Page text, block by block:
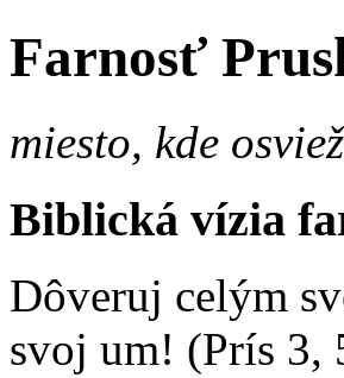
Farnosť
miesto, kde
Biblická vízia
Dôveruj celým
svoj um! (Prís 3,